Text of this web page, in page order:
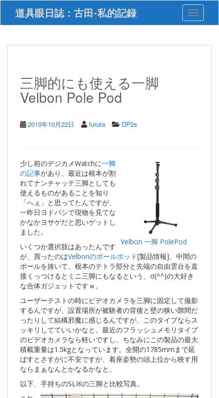
i
道具眼日誌：古田-私的記録 Toggle
三脚的にも使える一脚
Velbon Pole Pod
2010年10月22日 furuta DP2s
Velbon 一脚 PolePod
少し前のデジカメWatchに一脚
の記事があり、最近は根本が割
れてナンチャッテ三脚としても
使えるものがあることを知り
「へぇ」と思ってたんですが、
一昨日ヨドバシで現物を見てな
かなかヨサゲだと思いゲットし
ました。
いくつか選択肢はあったんです
が、買ったのはVelbonのポールポッド[製品情報]。中間の
ポールを抜いて、根本のテトラ部分と先端の自由雲台を直
接くっつけるとミニ三脚にもなるという、σ(^^)の大好き
な合体ガジェットですｗ。
ユーザーテストの時にビデオカメラを三脚に固定して撮影
するんですが、設置場所が被験者の背後と壁の狭い隙間だ
ったりして結構邪魔に感じるんですが、このタイプならス
ッキリしてていいかなと。最近のフラッシュメモリタイプ
のビデオカメラなら軽いですし。ちなみにこの製品の最大
積載重量は1.5kgとなっています。全開の1785mmまで延
ばすとさすがに不安ですが、着座姿勢の頭上位から映す用
ならまぁなんとかなるかなと。
以下、手持ちのSLIKの三脚と比較写真。